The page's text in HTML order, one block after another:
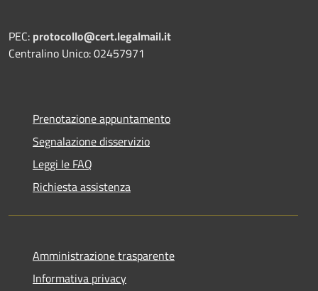
PEC: protocollo@cert.legalmail.it
Centralino Unico: 02457971
Prenotazione appuntamento
Segnalazione disservizio
Leggi le FAQ
Richiesta assistenza
Amministrazione trasparente
Informativa privacy